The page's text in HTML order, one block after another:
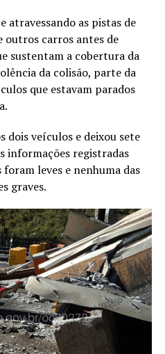
atravessando as pistas de
outros carros antes de
sustentam a cobertura da
da colisão, parte da
que estavam parados
dois veículos e deixou sete
informações registradas
leves e nenhuma das
graves.